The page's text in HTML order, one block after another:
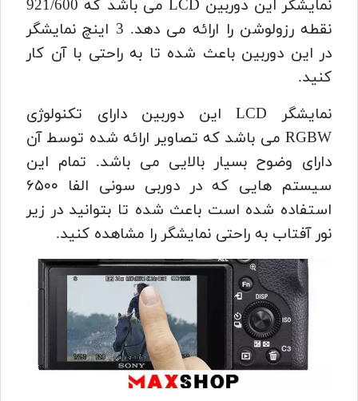
نمایشگر این دوربین LCD می باشد که 921/600
نقطه رزولوشن را ارائه می دهد.
3 اینچ نمایشگر
در این دوربین باعث شده تا به راحتی با آن کار
کنید.
نمایشگر LCD این دوربین دارای تکنولوژی
RGBW می باشد که تصاویر ارائه شده توسط آن
دارای وضوح بسیار بالایی می باشد. تمام این
سیستم هایی که در دوربی سونی الفا ۶۵۰۰
استفاده شده است باعث شده تا بتوانید در زیر
نور آفتاب به راحتی نمایشگر را مشاهده کنید.